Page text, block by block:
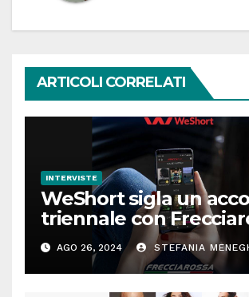
ARTICOLI CORRELATI
INTERVISTE
WeShort sigla un
triennale con
AGO 26, 2024 STEFANIA